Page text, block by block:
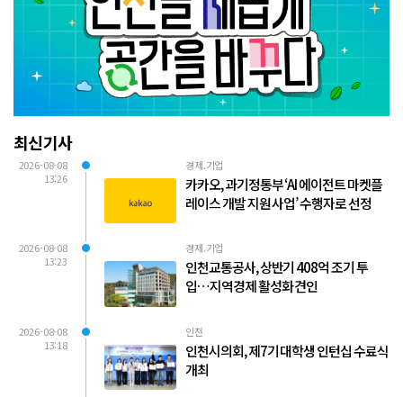
최신기사
2026-08-08
13:26
경제.기업
카카오, 과기정통부 ‘AI 에이전트 마켓플
레이스 개발 지원 사업’ 수행자로 선정
2026-08-08
13:23
경제.기업
인천교통공사, 상반기 408억 조기 투
입…지역경제 활성화 견인
2026-08-08
13:18
인천
인천시의회, 제7기 대학생 인턴십 수료식
개최